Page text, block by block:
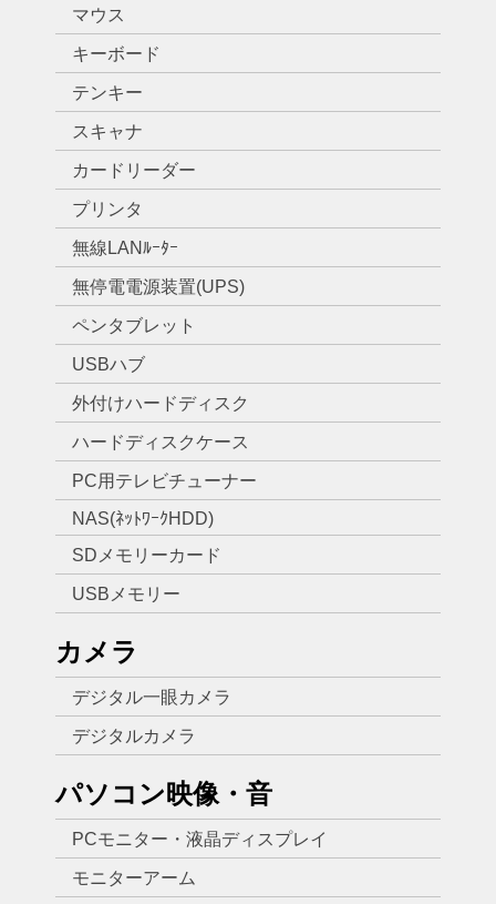
マウス
キーボード
テンキー
スキャナ
カードリーダー
プリンタ
無線LANﾙｰﾀｰ
無停電電源装置(UPS)
ペンタブレット
USBハブ
外付けハードディスク
ハードディスクケース
PC用テレビチューナー
NAS(ﾈｯﾄﾜｰｸHDD)
SDメモリーカード
USBメモリー
カメラ
デジタル一眼カメラ
デジタルカメラ
パソコン映像・音
PCモニター・液晶ディスプレイ
モニターアーム